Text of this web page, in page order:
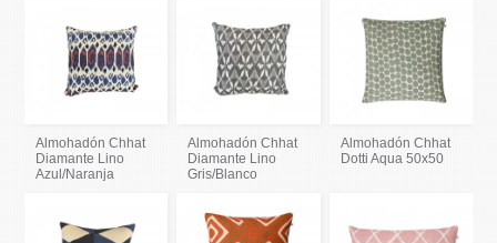
Almohadón Chhat
Diamante Lino
Azul/Naranja
Almohadón Chhat
Diamante Lino
Gris/Blanco
Almohadón Chhat
Dotti Aqua 50x50